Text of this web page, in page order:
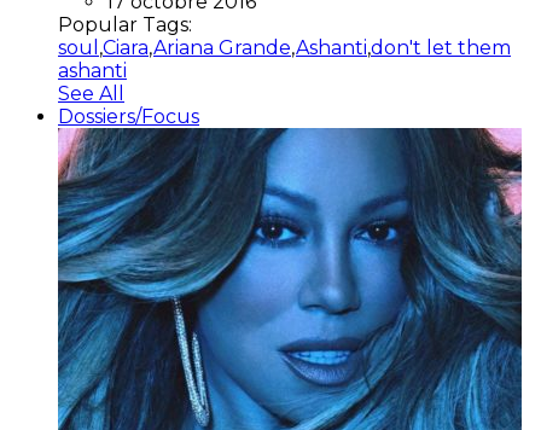
Popular Tags:
soul ,Ciara,Ariana Grande,Ashanti,don't let them
ashanti
See All
Dossiers/Focus